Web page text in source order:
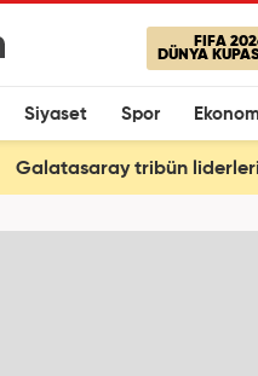
FIFA
DÜNYA
Siyaset Spor
Galatasaray tribün